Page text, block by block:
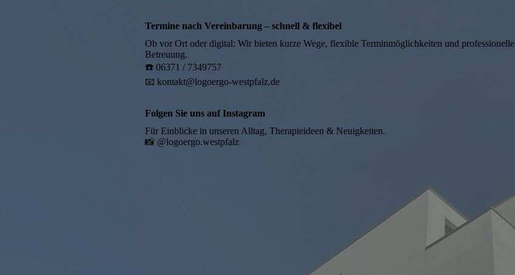
Termine nach Vereinbarung – schnell & flexibel
Ob vor Ort oder digital: Wir bieten kurze Wege, flexible Terminmöglichkeiten und professionelle
Betreuung.
☎️ 06371 / 7349757
📧 kontakt@logoergo-westpfalz.de
Folgen Sie uns auf Instagram
Für Einblicke in unseren Alltag, Therapieideen & Neuigkeiten.
📸 @logoergo.westpfalz